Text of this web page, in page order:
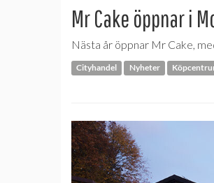
Mr Cake öppnar i
Nästa år öppnar Mr Cake,
Cityhandel Nyheter